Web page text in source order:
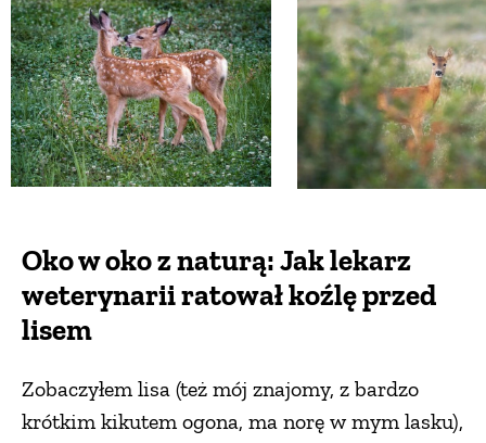
Oko w oko z naturą: Jak lekarz
weterynarii ratował koźlę przed
lisem
Zobaczyłem lisa (też mój znajomy, z bardzo
krótkim kikutem ogona, ma norę w mym lasku),